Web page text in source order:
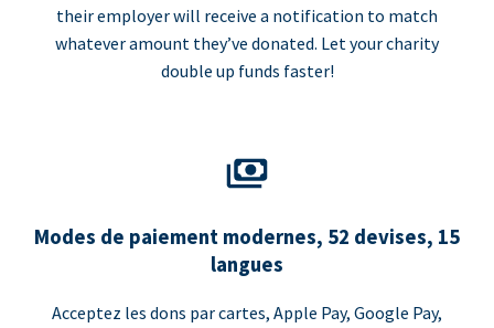
their employer will receive a notification to match
whatever amount they’ve donated. Let your charity
double up funds faster!
Modes de paiement modernes, 52 devises, 15
langues
Acceptez les dons par cartes, Apple Pay, Google Pay,